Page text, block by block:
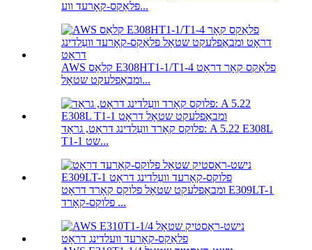
פלאַקס-קאָרעד ווע...
AWS קלאַס E308HT1-1/T1-4 פלאַקס קאָר דראָט
ומבאַפלעקט שטאָל...
פלוקס קאָרד וועַלדינג דראָט, גראַד: A 5.22 E308L
T1-1 שט...
ומבאַפלעקט שטאָל פלוקס קאָרד דראָט E309LT-1
פלוקס-קאָרד ...